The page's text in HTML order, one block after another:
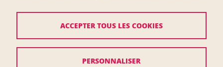
Mentions légales
Données personnelles
ACCEPTER TOUS LES COOKIES
PERSONNALISER